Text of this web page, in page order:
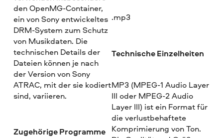
den OpenMG-Container,
ein von Sony entwickeltes
DRM-System zum Schutz
von Musikdaten. Die
technischen Details der
Dateien können je nach
der Version von Sony
ATRAC, mit der sie kodiert
sind, variieren.
Zugehörige Programme
.mp3
Technische Einzelheiten
MP3 (MPEG-1 Audio Layer
III oder MPEG-2 Audio
Layer III) ist ein Format für
die verlustbehaftete
Komprimierung von Ton.